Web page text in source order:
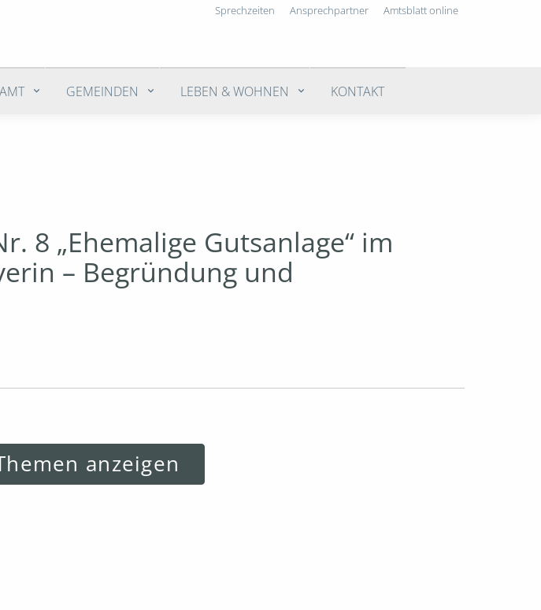
Sprechzeiten Ansprechpartner Amtsblatt online
GEMEINDEN LEBEN & WOHNEN KONTAKT
8 „Ehemalige Gutsanlage“ im
– Begründung und
anzeigen